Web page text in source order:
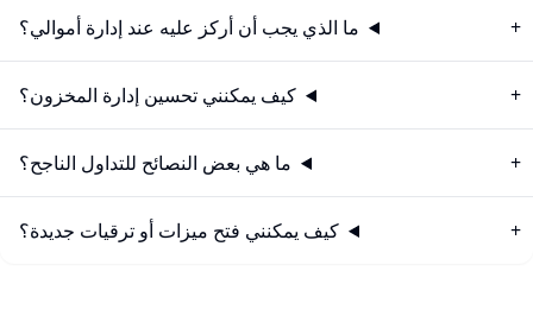
ما الذي يجب أن أركز عليه عند إدارة أموالي؟
كيف يمكنني تحسين إدارة المخزون؟
ما هي بعض النصائح للتداول الناجح؟
كيف يمكنني فتح ميزات أو ترقيات جديدة؟